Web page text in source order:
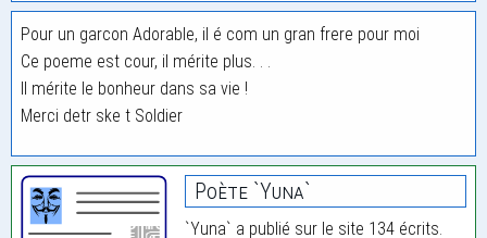
Pour un garcon Adorable, il é com un gran frere pour moi
Ce poeme est cour, il mérite plus. . .
Il mérite le bonheur dans sa vie !
Merci detr ske t Soldier
Poète `Yuna`
`Yuna` a publié sur le site 134 écrits.